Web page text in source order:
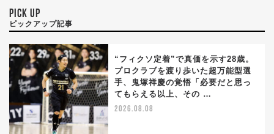
PICK UP
ピックアップ記事
“フィクソ定着”で真価を示す28歳。
プロクラブを渡り歩いた超万能型選
手、鬼塚祥慶の覚悟「必要だと思っ
てもらえる以上、その …
2026.08.08